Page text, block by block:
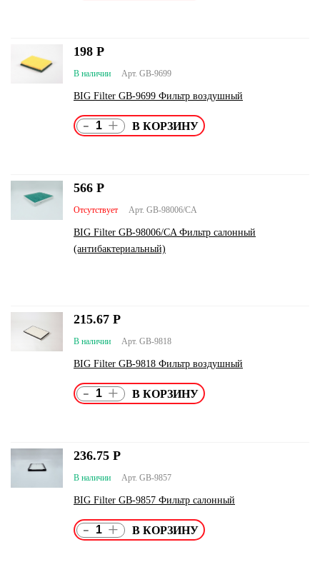
Арт. GB-9699
В наличии
BIG Filter GB-9699 Фильтр воздушный
198 Р
- +
Арт. GB-98006/CA
Отсутствует
BIG Filter GB-98006/CA Фильтр салонный
(антибактериальный)
566 Р
Арт. GB-9818
В наличии
BIG Filter GB-9818 Фильтр воздушный
215.67 Р
- +
Арт. GB-9857
В наличии
BIG Filter GB-9857 Фильтр салонный
236.75 Р
- +